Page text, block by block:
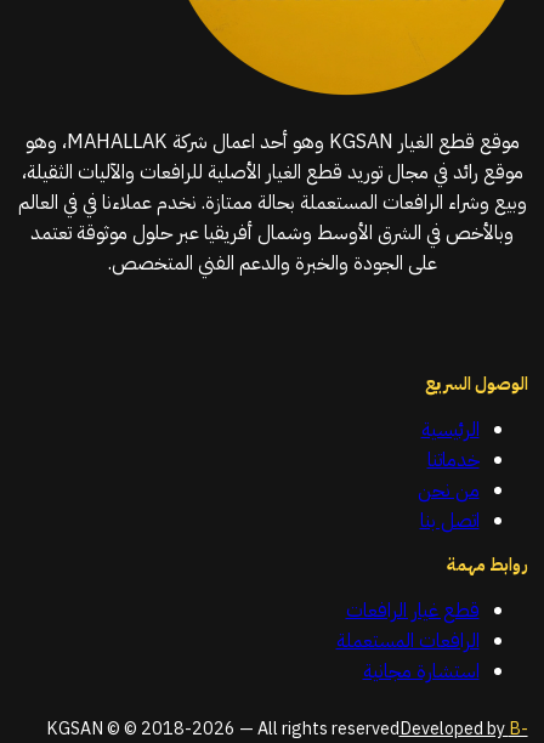
موقع قطع الغيار KGSAN وهو أحد اعمال شركة MAHALLAK، وهو
موقع رائد في مجال توريد قطع الغيار الأصلية للرافعات والآليات الثقيلة،
وبيع وشراء الرافعات المستعملة بحالة ممتازة. نخدم عملاءنا في في العالم
وبالأخص في الشرق الأوسط وشمال أفريقيا عبر حلول موثوقة تعتمد
على الجودة والخبرة والدعم الفني المتخصص.
الوصول السريع
الرئيسية
خدماتنا
من نحن
اتصل بنا
روابط مهمة
قطع غيار الرافعات
الرافعات المستعملة
استشارة مجانية
KGSAN © © 2018-2026 — All rights reservedDeveloped byB-